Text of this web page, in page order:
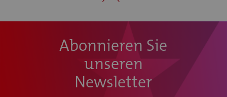
Abonnieren Sie
unseren
Newsletter